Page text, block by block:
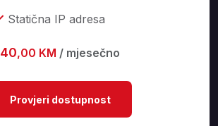
Statična IP adresa
40,00 KM / mjesečno
Provjeri dostupnost